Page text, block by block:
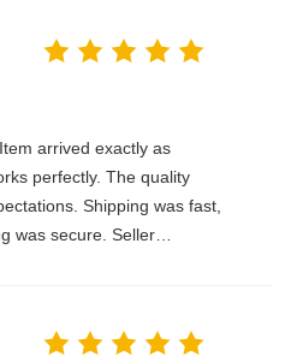
arrived exactly as
perfectly. The quality
Shipping was fast,
was secure. Seller